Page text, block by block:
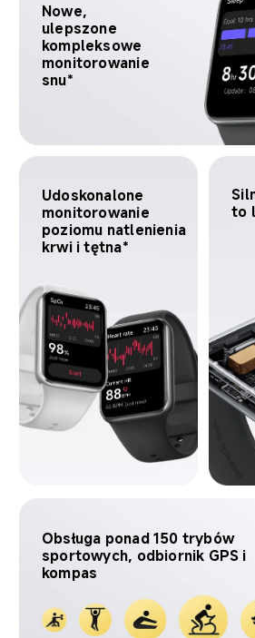
Nowe,
ulepszone
kompleksowe
monitorowanie
snu*
Udoskonalone
monitorowanie
poziomu natlenienia
krwi i tętna*
to
Obsługa ponad 150 trybów
sportowych, odbiornik GPS i
kompas